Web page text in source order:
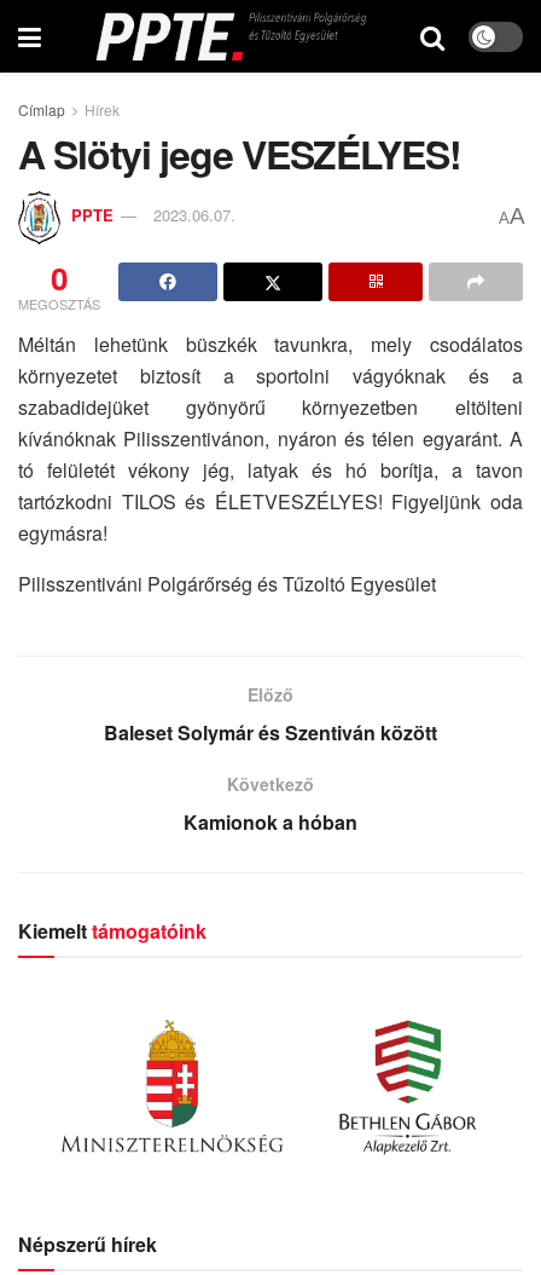
Címlap Hírek
A Slötyi jege VESZÉLYES!
PPTE 2023.06.07. AA
0
MEGOSZTÁS
Méltán lehetünk büszkék tavunkra, mely csodálatos
környezetet biztosít a sportolni vágyóknak és a
szabadidejüket gyönyörű környezetben eltölteni
kívánóknak Pilisszentivánon, nyáron és télen egyaránt. A
tó felületét vékony jég, latyak és hó borítja, a tavon
tartózkodni TILOS és ÉLETVESZÉLYES! Figyeljünk oda
egymásra!
Pilisszentiváni Polgárőrség és Tűzoltó Egyesület
Előző
Baleset Solymár és Szentiván között
Következő
Kamionok a hóban
Kiemelttámogatóink
Népszerű hírek